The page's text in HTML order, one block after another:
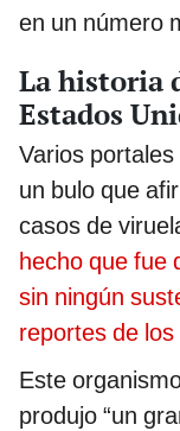
en un número
La historia
Estados
Varios
un bulo que
casos de
hecho que fue
sin ningún
reportes de
Este
produjo “un